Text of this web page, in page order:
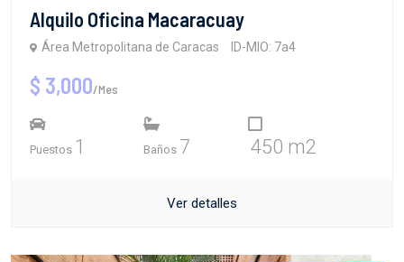
Alquilo Oficina Macaracuay
Área Metropolitana de Caracas ID-MIO: 7a4
$ 3,000/Mes
Puestos 1 Baños 7 450 m2
Ver detalles